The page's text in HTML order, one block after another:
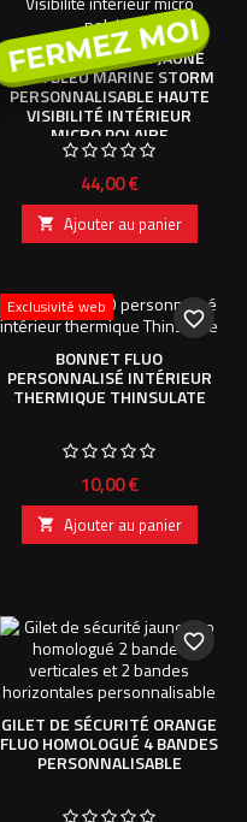
VESTE SOFTSHELL JAUNE
FLUO/BLEU MARINE STORM
PERSONNALISABLE HAUTE
VISIBILITÉ INTÉRIEUR
MICRO POLAIRE
Prix
44,00 €
 Ajouter au panier
Exclusivité web
BONNET FLUO
PERSONNALISÉ INTÉRIEUR
THERMIQUE THINSULATE
Prix
10,00 €
 Ajouter au panier
favorite_border
GILET DE SÉCURITÉ ORANGE
FLUO HOMOLOGUÉ 4 BANDES
PERSONNALISABLE
favorite_border
FERMEZ MOI